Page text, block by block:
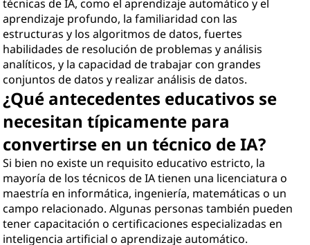
técnicas de IA, como el aprendizaje automático y el
aprendizaje profundo, la familiaridad con las
estructuras y los algoritmos de datos, fuertes
habilidades de resolución de problemas y análisis
analíticos, y la capacidad de trabajar con grandes
conjuntos de datos y realizar análisis de datos.
¿Qué antecedentes educativos se
necesitan típicamente para
convertirse en un técnico de IA?
Si bien no existe un requisito educativo estricto, la
mayoría de los técnicos de IA tienen una licenciatura o
maestría en informática, ingeniería, matemáticas o un
campo relacionado. Algunas personas también pueden
tener capacitación o certificaciones especializadas en
inteligencia artificial o aprendizaje automático.